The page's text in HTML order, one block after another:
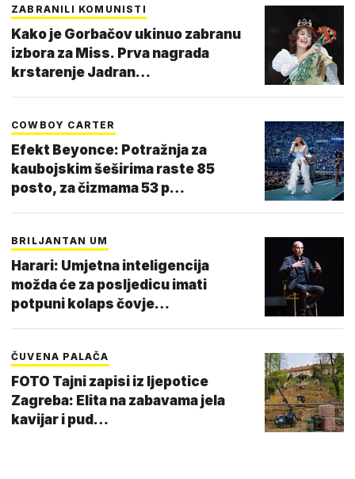
ZABRANILI KOMUNISTI
Kako je Gorbačov ukinuo zabranu
izbora za Miss. Prva nagrada
krstarenje Jadran…
COWBOY CARTER
Efekt Beyonce: Potražnja za
kaubojskim šeširima raste 85
posto, za čizmama 53 p…
BRILJANTAN UM
Harari: Umjetna inteligencija
možda će za posljedicu imati
potpuni kolaps čovje…
ČUVENA PALAČA
FOTO Tajni zapisi iz ljepotice
Zagreba: Elita na zabavama jela
kavijar i pud…